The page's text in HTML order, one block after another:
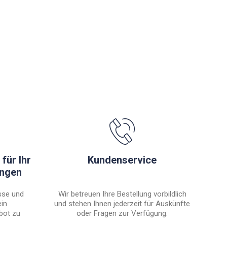
für Ihr
und
zu
Kundenservice
Wir betreuen Ihre Bestellung vorbildlich
und stehen Ihnen jederzeit für Auskünfte
oder Fragen zur Verfügung.